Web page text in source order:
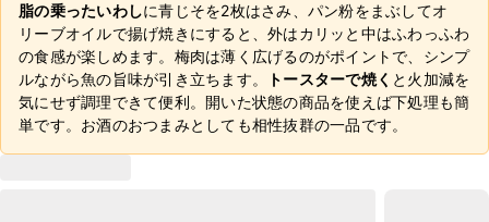
脂の乗ったいわしに青じそを2枚はさみ、パン粉をまぶしてオ
リーブオイルで揚げ焼きにすると、外はカリッと中はふわっふわ
の食感が楽しめます。梅肉は薄く広げるのがポイントで、シンプ
ルながら魚の旨味が引き立ちます。
トースターで焼く と火加減を
気にせず調理できて便利。開いた状態の商品を使えば下処理も簡
単です。お酒のおつまみとしても相性抜群の一品です。